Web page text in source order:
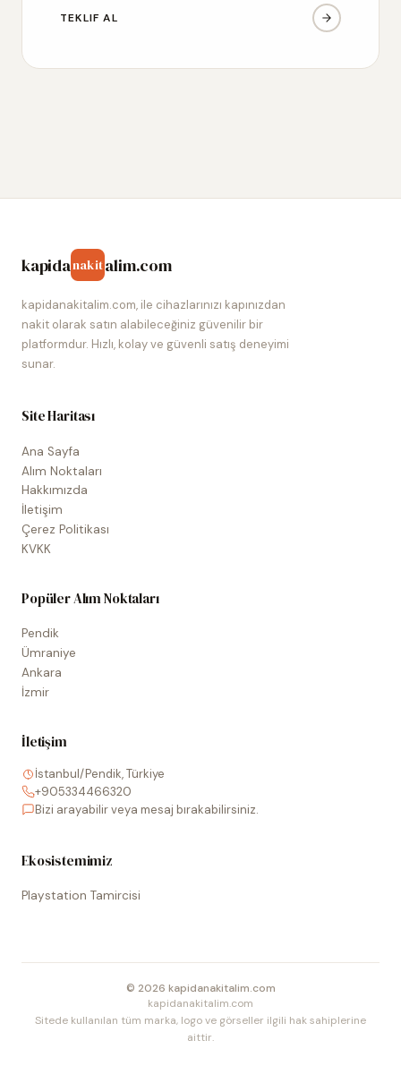
TEKLIF AL
kapidanakitalim.com
kapidanakitalim.com, ile cihazlarınızı kapınızdan
nakit olarak satın alabileceğiniz güvenilir bir
platformdur. Hızlı, kolay ve güvenli satış deneyimi
sunar.
Site Haritası
Ana Sayfa
Alım Noktaları
Hakkımızda
İletişim
Çerez Politikası
KVKK
Popüler Alım Noktaları
Pendik
Ümraniye
Ankara
İzmir
İletişim
İstanbul/Pendik, Türkiye
+905334466320
Bizi arayabilir veya mesaj bırakabilirsiniz.
Ekosistemimiz
Playstation Tamircisi
© 2026 kapidanakitalim.com
kapidanakitalim.com
Sitede kullanılan tüm marka, logo ve görseller ilgili hak sahiplerine
aittir.